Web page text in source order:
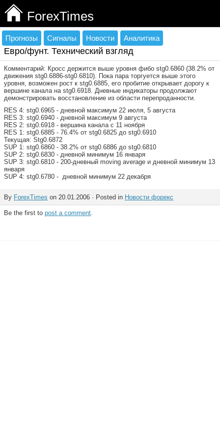
ForexTimes
Прогнозы Сигналы Новости Аналитика
Евро/фунт. Технический взгляд
Комментарий: Кросс держится выше уровня фибо stg0.6860 (38.2% от
движения stg0.6886-stg0.6810). Пока пара торгуется выше этого
уровня, возможен рост к stg0.6885, его пробитие открывает дорогу к
вершине канала на stg0.6918. Дневные индикаторы продолжают
демонстрировать восстановление из области перепроданности.
RES 4: stg0.6965 - дневной максимум 22 июля, 5 августа
RES 3: stg0.6940 - дневной максимум 9 августа
RES 2: stg0.6918 - вершина канала с 11 ноября
RES 1: stg0.6885 - 76.4% от stg0.6825 до stg0.6910
Текущая: Stg0.6872
SUP 1: stg0.6860 - 38.2% от stg0.6886 до stg0.6810
SUP 2: stg0.6830 - дневной минимум 16 января
SUP 3: stg0.6810 - 200-дневный moving average и дневной минимум 13
января
SUP 4: stg0.6780 - дневной минимум 22 декабря
By ForexTimes on 20.01.2006 · Posted in Новости форекс
Be the first to post a comment.